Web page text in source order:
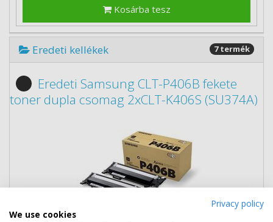
Kosárba tesz
Eredeti kellékek 7 termék
Eredeti Samsung CLT-P406B fekete
toner dupla csomag 2xCLT-K406S (SU374A)
Privacy policy
We use cookies